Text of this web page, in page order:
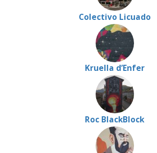
Colectivo Licuado
Kruella d’Enfer
Roc BlackBlock